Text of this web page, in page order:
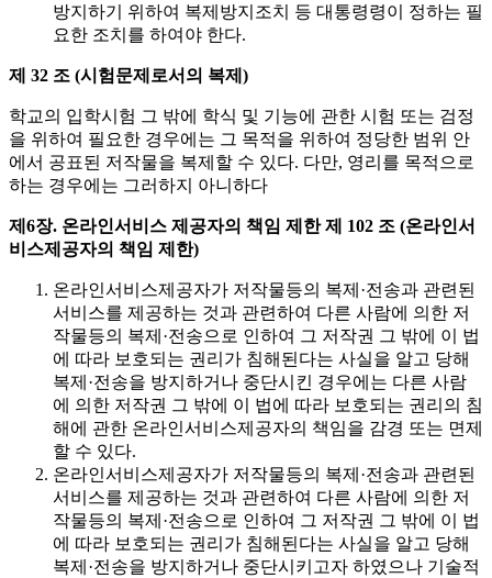
방지하기 위하여 복제방지조치 등 대통령령이 정하는 필
요한 조치를 하여야 한다.
제 32 조 (시험문제로서의 복제)
학교의 입학시험 그 밖에 학식 및 기능에 관한 시험 또는 검정
을 위하여 필요한 경우에는 그 목적을 위하여 정당한 범위 안
에서 공표된 저작물을 복제할 수 있다. 다만, 영리를 목적으로
하는 경우에는 그러하지 아니하다
제6장. 온라인서비스 제공자의 책임 제한 제 102 조 (온라인서
비스제공자의 책임 제한)
온라인서비스제공자가 저작물등의 복제·전송과 관련된
서비스를 제공하는 것과 관련하여 다른 사람에 의한 저
작물등의 복제·전송으로 인하여 그 저작권 그 밖에 이 법
에 따라 보호되는 권리가 침해된다는 사실을 알고 당해
복제·전송을 방지하거나 중단시킨 경우에는 다른 사람
에 의한 저작권 그 밖에 이 법에 따라 보호되는 권리의 침
해에 관한 온라인서비스제공자의 책임을 감경 또는 면제
할 수 있다.
온라인서비스제공자가 저작물등의 복제·전송과 관련된
서비스를 제공하는 것과 관련하여 다른 사람에 의한 저
작물등의 복제·전송으로 인하여 그 저작권 그 밖에 이 법
에 따라 보호되는 권리가 침해된다는 사실을 알고 당해
복제·전송을 방지하거나 중단시키고자 하였으나 기술적